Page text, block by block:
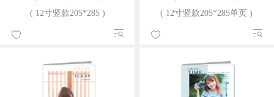
( 12寸竖款205*285 )
( 12寸竖款205*285单页 )